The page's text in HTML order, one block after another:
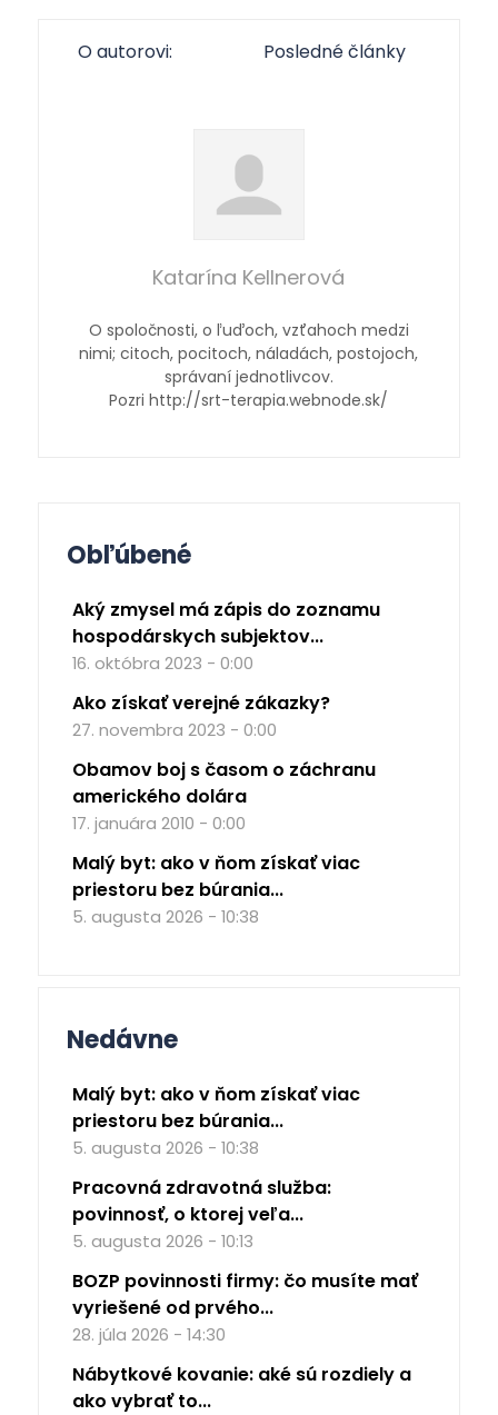
O autorovi: Posledné články
Katarína Kellnerová
O spoločnosti, o ľuďoch, vzťahoch medzi
nimi; citoch, pocitoch, náladách, postojoch,
správaní jednotlivcov.
Pozri http://srt-terapia.webnode.sk/
Obľúbené
Aký zmysel má zápis do zoznamu
hospodárskych subjektov...
16. októbra 2023 - 0:00
Ako získať verejné zákazky?
27. novembra 2023 - 0:00
Obamov boj s časom o záchranu
amerického dolára
17. januára 2010 - 0:00
Malý byt: ako v ňom získať viac
priestoru bez búrania...
5. augusta 2026 - 10:38
Nedávne
Malý byt: ako v ňom získať viac
priestoru bez búrania...
5. augusta 2026 - 10:38
Pracovná zdravotná služba:
povinnosť, o ktorej veľa...
5. augusta 2026 - 10:13
BOZP povinnosti firmy: čo musíte mať
vyriešené od prvého...
28. júla 2026 - 14:30
Nábytkové kovanie: aké sú rozdiely a
ako vybrať to...